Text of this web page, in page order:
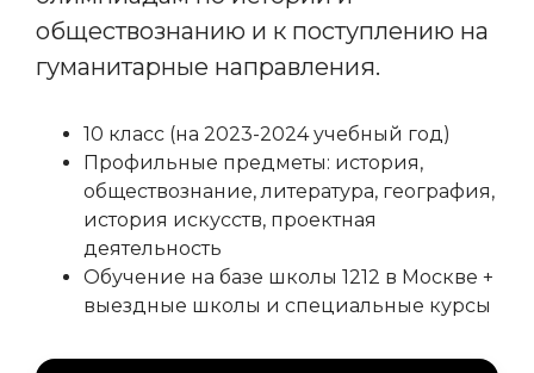
обществознанию и к поступлению на
гуманитарные направления.
10 класс (на 2023-2024 учебный год)
Профильные предметы: история,
обществознание, литература, география,
история искусств, проектная
деятельность
Обучение на базе школы 1212 в Москве +
выездные школы и специальные курсы